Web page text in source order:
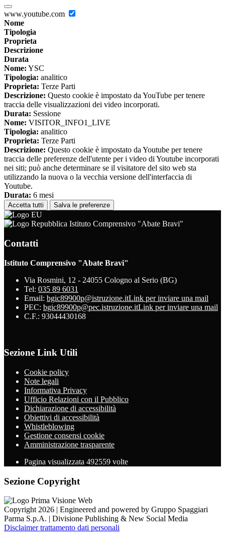
www.youtube.com
Nome
Tipologia
Proprieta
Descrizione
Durata
Nome: YSC
Tipologia: analitico
Proprieta: Terze Parti
Descrizione: Questo cookie è impostato da YouTube per tenere
traccia delle visualizzazioni dei video incorporati.
Durata: Sessione
Nome: VISITOR_INFO1_LIVE
Tipologia: analitico
Proprieta: Terze Parti
Descrizione: Questo cookie è impostato da Youtube per tenere
traccia delle preferenze dell'utente per i video di Youtube incorporati
nei siti; può anche determinare se il visitatore del sito web sta
utilizzando la nuova o la vecchia versione dell'interfaccia di
Youtube.
Durata: 6 mesi
Accetta tutti Salva le preferenze
Istituto Comprensivo "Abate Bravi"
Contatti
Istituto Comprensivo "Abate Bravi"
Via Rosmini, 12 - 24055 Cologno al Serio (BG)
Tel: 035 89 6031
Email: bgic89900p@istruzione.itLink per inviare una mail
PEC: bgic89900p@pec.istruzione.itLink per inviare una mail
C.F.: 93044430168
Sezione Link Utili
Cookie policy
Note legali
Informativa Privacy
Ufficio Relazioni con il Pubblico
Dichiarazione di accessibilità
Obiettivi di accessibilità
Whistleblowing
Gestione consensi cookie
Amministrazione trasparente
Pagina visualizzata 492559 volte
Sezione Copyright
Copyright 2026 | Engineered and powered by Gruppo Spaggiari
Parma S.p.A. | Divisione Publishing & New Social Media
Disclaimer trattamento dati personali